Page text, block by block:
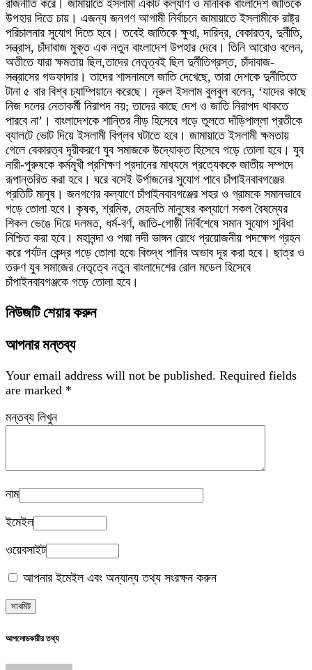
রাজনীতি করে। জামায়াতে ইসলামী একটি কল্যাণ ও মানবিক বাংলাদেশ জাতিকে
উপহার দিতে চায়। এজন্য জনগণ আগামী নির্বাচনে জামায়াতে ইসলামীকে রাষ্ট্র
পরিচালনার সুযোগ দিতে হবে। তবেই জাতিকে ক্ষুধা, দারিদ্র, বেকারত্ব, দুর্নীতি,
সন্ত্রাস, চাঁদাবাজ মুক্ত এক নতুন বাংলাদেশ উপহার দেবে। তিনি আরোও বলেন,
অতীতে যারা ক্ষমতায় ছিল,তাদের নেতৃত্বই ছিল দুর্নীতিগ্রস্ত, চাঁদাবাজ-
সন্ত্রাসের গডফাদার। তাদের শাসনামলে জাতি দেখেছে, তারা দেশকে দুর্নীতিতে
টানা ৫ বার বিশ্ব চ্যাম্পিয়ানে করেছে। নূরুল ইসলাম বুলবুল বলেন, ‘যাদের কাছে
নিজ দলের নেতাকর্মী নিরাপদ নয়; তাদের কাছে দেশ ও জাতি নিরাপদ থাকতে
পারবে না’। বাংলাদেশকে শান্তির নীড় হিসেবে গড়ে তুলতে দাঁড়িপাল্লা প্রতীকে
ব্যালটে ভোট দিয়ে ইসলামী বিপ্লব ঘটাতে হবে। জামায়াতে ইসলামী ক্ষমতায়
গেলে বেকারত্ব দূরীকরণে যুব সমাজকে উদ্যোক্ত হিসেবে গড়ে তোলা হবে। যুব
নারী-পুরুষকে কর্মমূখী প্রশিক্ষণ প্রদানের মাধ্যমে প্রত্যেককে জাতীয় সম্পদে
রূপান্তরিত করা হবে। ঘরে বসেই উর্পাজনের সুযোগ পাবে চাঁপাইনবাবগঞ্জের
প্রতিটি মানুষ। জনগণের কল্যাণে চাঁপাইনবাবগঞ্জের শহর ও গ্রামকে সমানভাবে
গড়ে তোলা হবে। কৃষক, শ্রমিক, মেহনতি মানুষের কল্যাণে সকল বৈষম্যের
শিকল ভেঙে দিয়ে দলমত, ধর্ম-বর্ণ, জাতি-গোষ্ঠী নির্বিশেষে সমান সুযোগ সুবিধা
নিশ্চিত করা হবে। মহানন্দা ও পদ্মা নদী ভাঙ্গন রোধে প্রয়োজনীয় পদক্ষেপ গ্রহন
করে পর্যটন কেন্দ্র গড়ে তোলা হবে৷ বিশুদ্ধ পানির অভাব দূর করা হবে। ছাত্র ও
তরুণ যুব সমাজের নেতৃত্বে নতুন বাংলাদেশের রোল মডেল হিসেবে
চাঁপাইনবাবগঞ্জকে গড়ে তোলা হবে।
নিউজটি শেয়ার করুন
আপনার মন্তব্য
Your email address will not be published. Required fields
are marked *
মন্তব্য লিখুন
নাম
ইমেইল
ওয়েবসাইট
আপনার ইমেইল এবং অন্যান্য তথ্য সংরক্ষন করুন
আপলোডকারীর তথ্য